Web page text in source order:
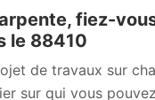
fiez-
le 88410
de travaux sur
sur qui vous